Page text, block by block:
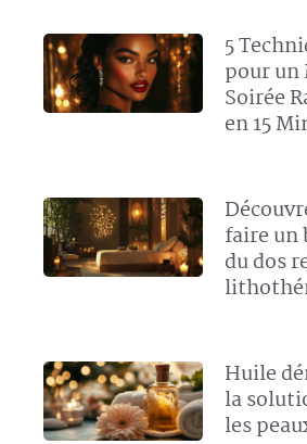
5
pour un
Soirée
en 15
faire un
du dos
Huile
la
les